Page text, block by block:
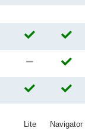
Lite Navigator